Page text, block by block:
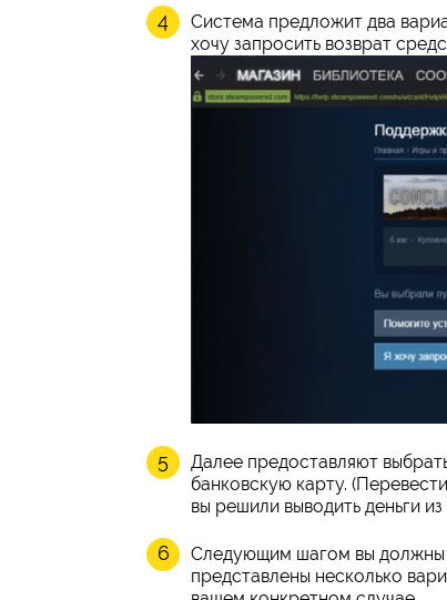
Система предложит два
хочу запросить возврат
Далее предоставляют
банковскую карту.
вы решили выводить деньги
Следующим шагом вы должны
представлены несколько